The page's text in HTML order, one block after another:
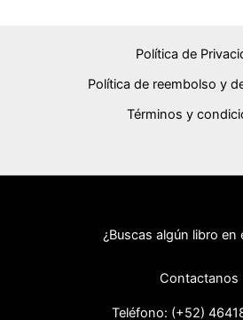
Política de
Política de reembolso y
Términos y
¿Buscas algún libro en
Contactanos
Teléfono: (+52)